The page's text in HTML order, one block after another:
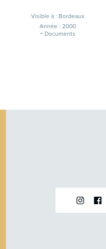
Visible à : Bordeaux
Année : 2000
+ Documents